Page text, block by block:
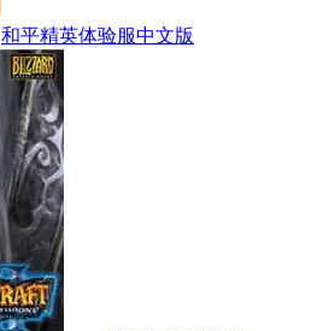
和平精英体验服中文版